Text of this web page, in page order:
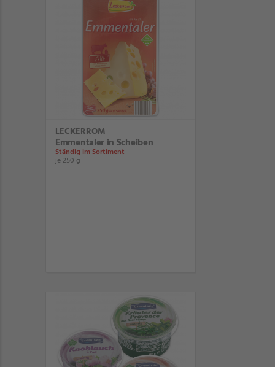
LECKERROM
Emmentaler in Scheiben
Ständig im Sortiment
je 250 g